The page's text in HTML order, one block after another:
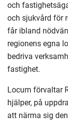
och
och sjukvård för
får ibland
regionens egna
bedriva
fastighet.
Locum förvaltar
hjälper, på
att närma sig